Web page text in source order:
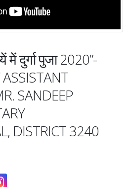
में दुर्गा पुजा 2020”-
ASSISTANT
SANDEEP
DISTRICT 3240